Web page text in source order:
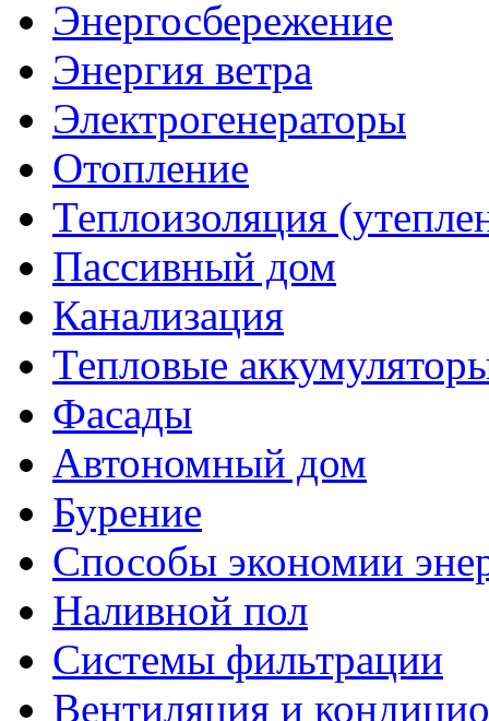
Энергосбережение
Энергия ветра
Электрогенераторы
Отопление
Теплоизоляция
Пассивный дом
Канализация
Тепловые
Фасады
Автономный дом
Бурение
Способы экономии
Наливной пол
Системы фильтрации
Вентиляция и